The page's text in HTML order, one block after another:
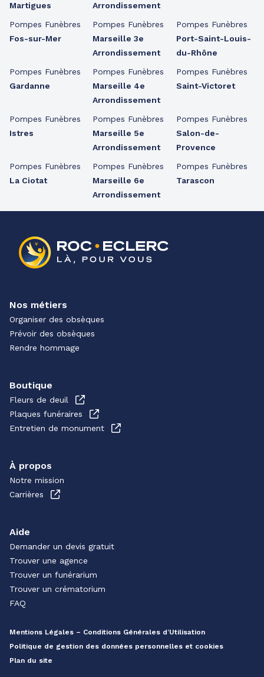
Martigues
Pompes Funèbres
Fos-sur-Mer
Pompes Funèbres
Gardanne
Pompes Funèbres
Istres
Pompes Funèbres
La Ciotat
Arrondissement
Pompes Funèbres
Marseille 3e
Arrondissement
Pompes Funèbres
Marseille 4e
Arrondissement
Pompes Funèbres
Marseille 5e
Arrondissement
Pompes Funèbres
Marseille 6e
Arrondissement
Pompes Funèbres
Port-Saint-Louis-
du-Rhône
Pompes Funèbres
Saint-Victoret
Pompes Funèbres
Salon-de-
Provence
Pompes Funèbres
Tarascon
Nos métiers
Organiser des obsèques
Prévoir des obsèques
Rendre hommage
Boutique
Fleurs de deuil
Plaques funéraires
Entretien de monument
À propos
Notre mission
Carrières
Aide
Demander un devis gratuit
Trouver une agence
Trouver un funérarium
Trouver un crématorium
FAQ
Mentions Légales – Conditions Générales d’Utilisation
Politique de gestion des données personnelles et cookies
Plan du site